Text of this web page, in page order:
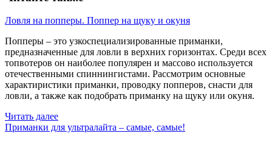
Ловля на попперы. Поппер на щуку и окуня
Попперы – это узкоспециализированные приманки,
предназначенные для ловли в верхних горизонтах. Среди всех
топвотеров он наиболее популярен и массово используется
отечественными спиннингистами. Рассмотрим основные
характиристики приманки, проводку попперов, снасти для
ловли, а также как подобрать приманку на щуку или окуня.
Читать далее
Приманки для ультралайта – самые, самые!